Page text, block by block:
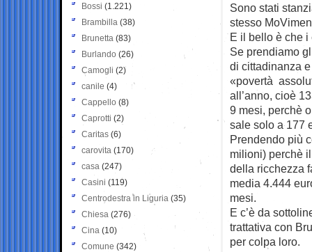
Sono stati
stesso
E il bello è che i
Se prendiamo
di cittadinanza
«povertà
all’anno, cioè
9 mesi, perchè
sale solo a 177
Prendendo più
milioni) perchè
della ricchezza
media 4.444
mesi.
E c’è da
trattativa con
per colpa loro.
Bossi (1.221)
Brambilla (38)
Brunetta (83)
Burlando (26)
Camogli (2)
canile (4)
Cappello (8)
Caprotti (2)
Caritas (6)
carovita (170)
casa (247)
Casini (119)
Centrodestra in Liguria (35)
Chiesa (276)
Cina (10)
Comune (342)